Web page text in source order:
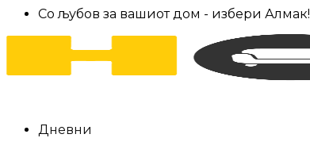
Со љубов за вашиот дом - избери Алмак!
Дневни